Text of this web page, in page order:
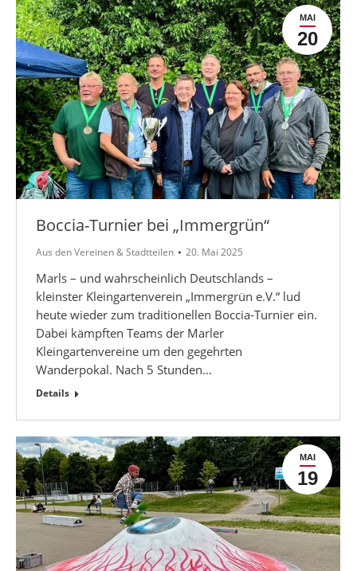
MAI
20
Boccia-Turnier bei „Immergrün“
Aus den Vereinen & Stadtteilen 20. Mai 2025
Marls – und wahrscheinlich Deutschlands –
kleinster Kleingartenverein „Immergrün e.V.“ lud
heute wieder zum traditionellen Boccia-Turnier ein.
Dabei kämpften Teams der Marler
Kleingartenvereine um den gegehrten
Wanderpokal. Nach 5 Stunden…
Details
MAI
19